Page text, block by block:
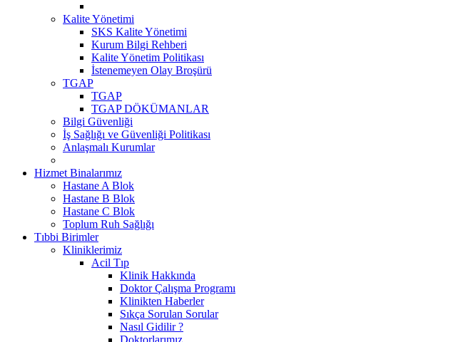
Kalite Yönetimi
SKS Kalite Yönetimi
Kurum Bilgi Rehberi
Kalite Yönetim Politikası
İstenemeyen Olay Broşürü
TGAP
TGAP
TGAP DÖKÜMANLAR
Bilgi Güvenliği
İş Sağlığı ve Güvenliği Politikası
Anlaşmalı Kurumlar
Hizmet Binalarımız
Hastane A Blok
Hastane B Blok
Hastane C Blok
Toplum Ruh Sağlığı
Tıbbi Birimler
Kliniklerimiz
Acil Tıp
Klinik Hakkında
Doktor Çalışma Programı
Klinikten Haberler
Sıkça Sorulan Sorular
Nasıl Gidilir ?
Doktorlarımız